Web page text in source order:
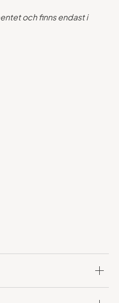
och finns endast i